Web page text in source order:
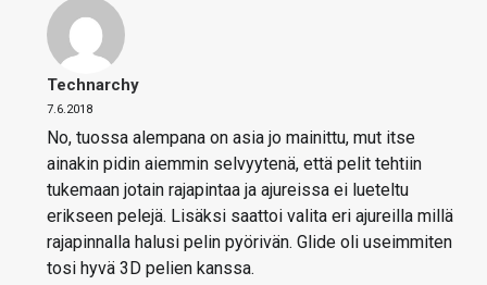
Technarchy
7.6.2018
No, tuossa alempana on asia jo mainittu, mut itse
ainakin pidin aiemmin selvyytenä, että pelit tehtiin
tukemaan jotain rajapintaa ja ajureissa ei lueteltu
erikseen pelejä. Lisäksi saattoi valita eri ajureilla millä
rajapinnalla halusi pelin pyörivän. Glide oli useimmiten
tosi hyvä 3D pelien kanssa.